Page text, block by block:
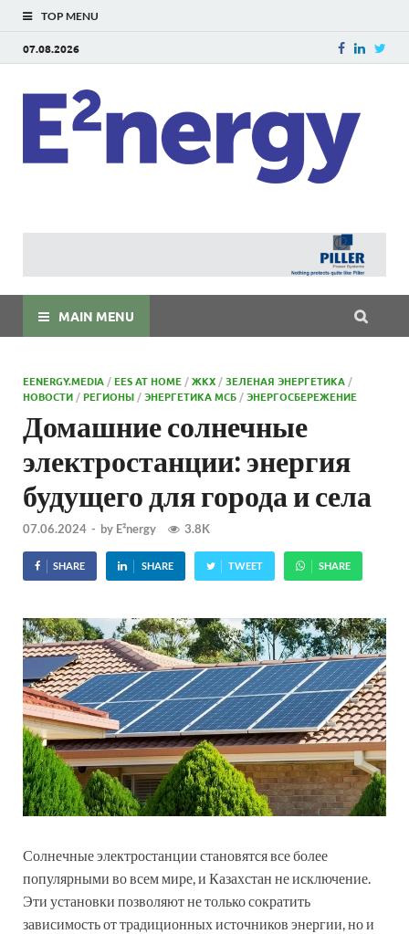
TOP MENU
07.08.2026
MAIN MENU
EENERGY.MEDIA /EES AT HOME /ЖКХ /ЗЕЛЕНАЯ ЭНЕРГЕТИКА /
НОВОСТИ /РЕГИОНЫ /ЭНЕРГЕТИКА МСБ /ЭНЕРГОСБЕРЕЖЕНИЕ
Домашние солнечные
электростанции: энергия
будущего для города и села
07.06.2024 - by E²nergy 3.8K
SHARE SHARE TWEET SHARE
Солнечные электростанции становятся все более
популярными во всем мире, и Казахстан не исключение.
Эти установки позволяют не только сократить
зависимость от традиционных источников энергии, но и